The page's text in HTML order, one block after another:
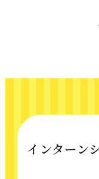
インターン